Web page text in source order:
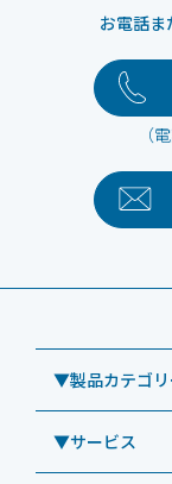
お電話ま
（
▼製品カテゴリ
業務用タブレッ
▼サービス